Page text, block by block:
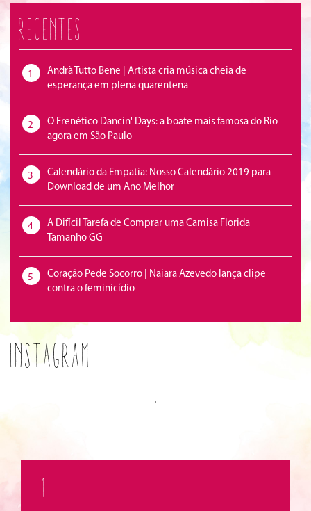
Recentes
1
Andrà Tutto Bene | Artista cria música cheia de
esperança em plena quarentena
2
O Frenético Dancin' Days: a boate mais famosa do Rio
agora em São Paulo
3
Calendário da Empatia: Nosso Calendário 2019 para
Download de um Ano Melhor
4
A Difícil Tarefa de Comprar uma Camisa Florida
Tamanho GG
5
Coração Pede Socorro | Naiara Azevedo lança clipe
contra o feminicídio
Instagram
1